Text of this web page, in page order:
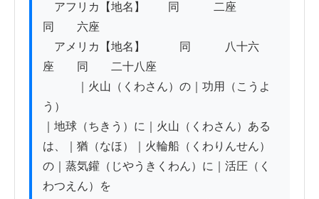
アフリカ【地名】　　同　　　二座
同　　六座
アメリカ【地名】　　　同　　　八十六
座　　同　　二十八座
｜火山（くわさん）の｜功用（こうよ
う）
｜地球（ちきう）に｜火山（くわさん）ある
は、｜猶（なほ）｜火輪船（くわりんせん）
の｜蒸気鑵（じやうきくわん）に｜活圧（く
わつえん）を